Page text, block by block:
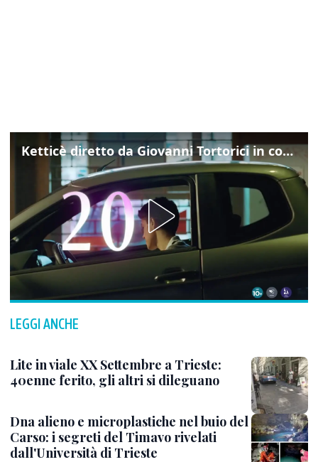
Ketticè diretto da Giovanni Tortorici in concorso al Locarno Film Festival
LEGGI ANCHE
Lite in viale XX Settembre a Trieste:
40enne ferito, gli altri si dileguano
Dna alieno e microplastiche nel buio del
Carso: i segreti del Timavo rivelati
dall'Università di Trieste